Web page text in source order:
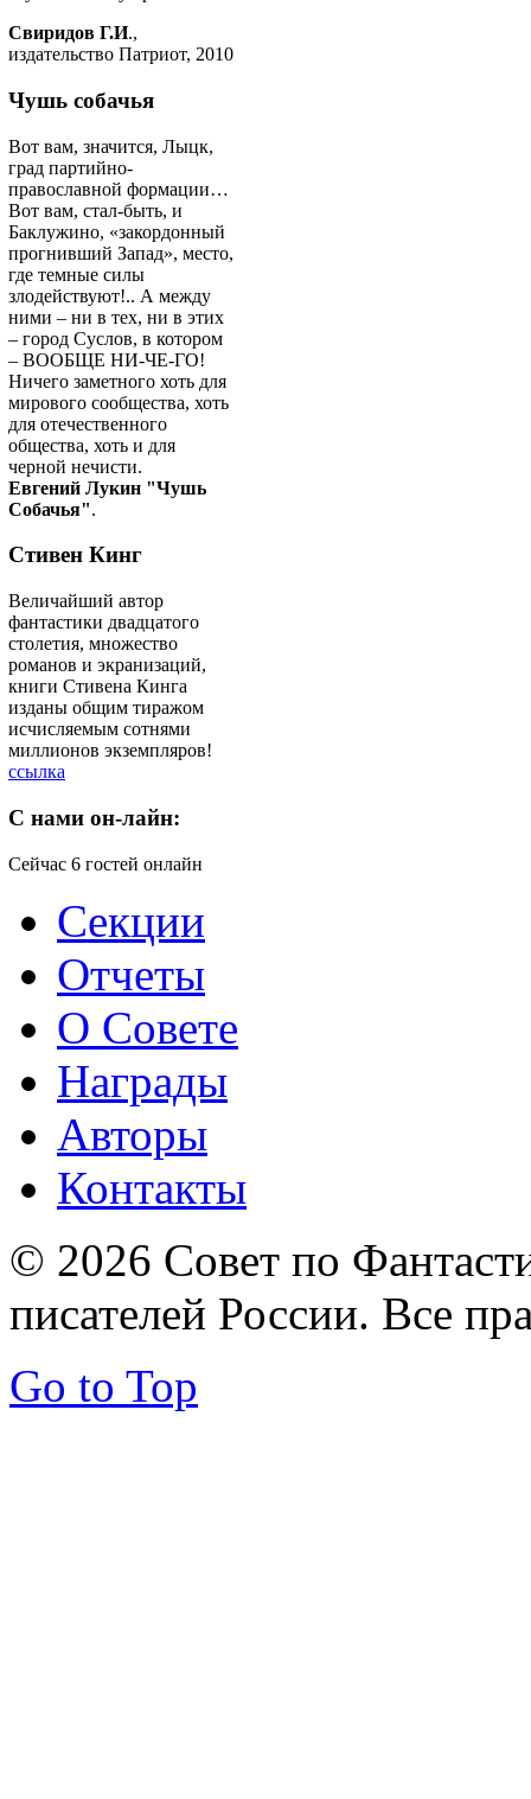
Свиридов Г.И.,
издательство Патриот, 2010
Чушь собачья
Вот вам, значится, Лыцк,
град партийно-
православной формации…
Вот вам, стал-быть, и
Баклужино, «закордонный
прогнивший Запад», место,
где темные силы
злодействуют!.. А между
ними – ни в тех, ни в этих
– город Суслов, в котором
– ВООБЩЕ НИ-ЧЕ-ГО!
Ничего заметного хоть для
мирового сообщества, хоть
для отечественного
общества, хоть и для
черной нечисти.
Евгений Лукин "Чушь
Собачья".
Стивен Кинг
Величайший автор
фантастики двадцатого
столетия, множество
романов и экранизаций,
книги Стивена Кинга
изданы общим тиражом
исчисляемым сотнями
миллионов экземпляров!
ссылка
C нами он-лайн:
Сейчас 6 гостей онлайн
Секции
Отчеты
О Совете
Награды
Авторы
Контакты
© 2026 Совет по
писателей России. Все
Go to Top